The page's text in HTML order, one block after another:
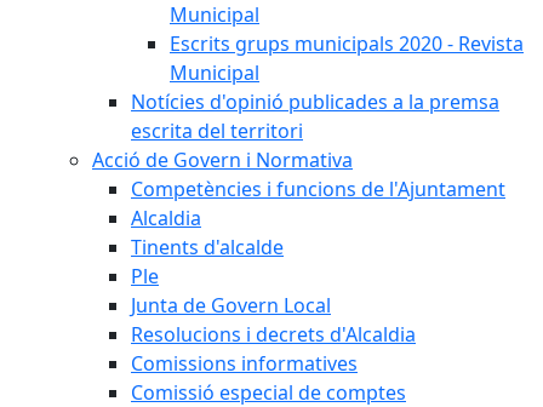
Municipal
Escrits grups municipals 2020 - Revista
Municipal
Notícies d'opinió publicades a la premsa
escrita del territori
Acció de Govern i Normativa
Competències i funcions de l'Ajuntament
Alcaldia
Tinents d'alcalde
Ple
Junta de Govern Local
Resolucions i decrets d'Alcaldia
Comissions informatives
Comissió especial de comptes